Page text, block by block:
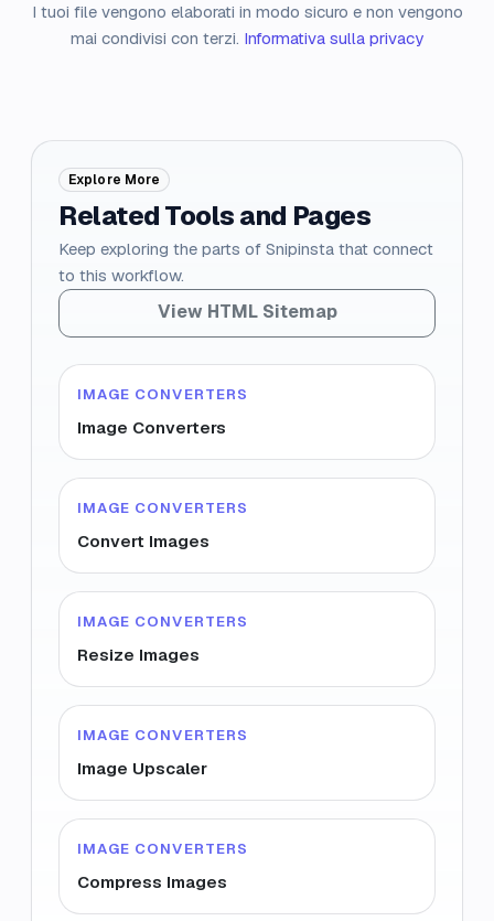
I tuoi file vengono elaborati in modo sicuro e non vengono
mai condivisi con terzi. Informativa sulla privacy
Explore More
Related Tools and Pages
Keep exploring the parts of Snipinsta that connect
to this workflow.
View HTML Sitemap
IMAGE CONVERTERS
Image Converters
IMAGE CONVERTERS
Convert Images
IMAGE CONVERTERS
Resize Images
IMAGE CONVERTERS
Image Upscaler
IMAGE CONVERTERS
Compress Images